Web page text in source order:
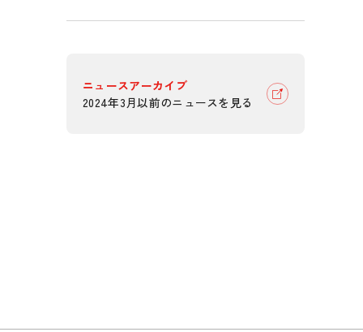
ニュースアーカイブ
2024年3月以前のニュースを見る